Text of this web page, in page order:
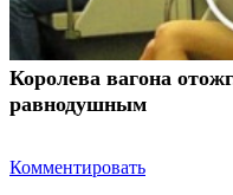
Королева вагона
равнодушным
Комментировать